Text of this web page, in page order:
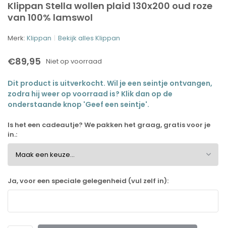
Klippan Stella wollen plaid 130x200 oud roze
van 100% lamswol
Merk: Klippan Bekijk alles Klippan
€89,95 Niet op voorraad
Dit product is uitverkocht. Wil je een seintje ontvangen,
zodra hij weer op voorraad is? Klik dan op de
onderstaande knop 'Geef een seintje'.
Is het een cadeautje? We pakken het graag, gratis voor je
in.:
Ja, voor een speciale gelegenheid (vul zelf in):